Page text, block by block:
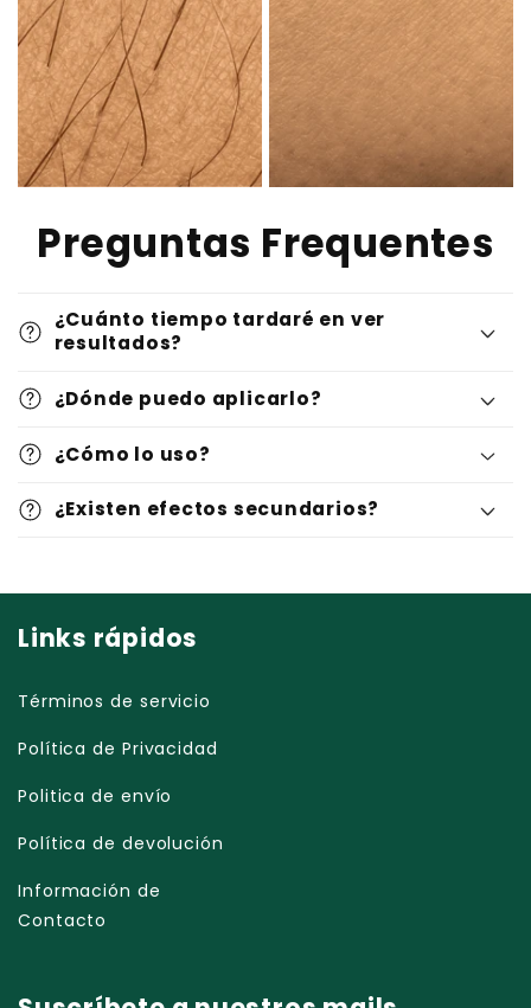
Preguntas Frequentes
¿Cuánto tiempo tardaré en ver
resultados?
¿Dónde puedo aplicarlo?
¿Cómo lo uso?
Aplica de 3 a 5 gotas
Masajea
¿Existen efectos secundarios?
Links rápidos
Términos de servicio
Política de Privacidad
Politica de envío
Política de devolución
Información de
Contacto